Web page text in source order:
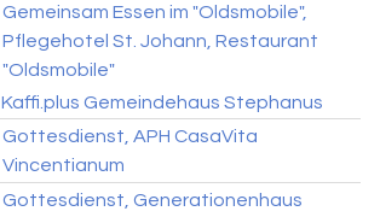
Gemeinsam Essen im "Oldsmobile",
Pflegehotel St. Johann, Restaurant
"Oldsmobile"
Kaffi.plus Gemeindehaus Stephanus
Gottesdienst, APH CasaVita
Vincentianum
Gottesdienst, Generationenhaus